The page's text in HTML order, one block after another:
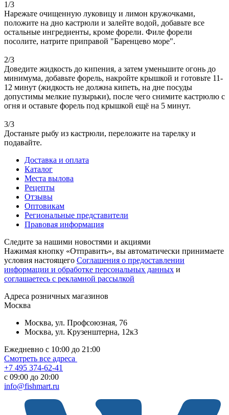
1/3
Нарежьте очищенную луковицу и лимон кружочками,
положите на дно кастрюли и залейте водой, добавьте все
остальные ингредиенты, кроме форели. Филе форели
посолите, натрите приправой "Баренцево море".
2/3
Доведите жидкость до кипения, а затем уменьшите огонь до
минимума, добавьте форель, накройте крышкой и готовьте 11-
12 минут (жидкость не должна кипеть, на дне посуды
допустимы мелкие пузырьки), после чего снимите кастрюлю с
огня и оставьте форель под крышкой ещё на 5 минут.
3/3
Достаньте рыбу из кастрюли, переложите на тарелку и
подавайте.
Доставка и оплата
Каталог
Места вылова
Рецепты
Отзывы
Оптовикам
Региональные представители
Правовая информация
Следите за нашими новостями и акциями
Нажимая кнопку «Отправить», вы автоматически принимаете
условия настоящего Cоглашения о предоставлении
информации и обработке персональных данных и
соглашаетесь с рекламной рассылкой
Aдреса розничных магазинов
Москва
Москва, ул. Профсоюзная, 76
Москва, ул. Крузенштерна, 12к3
Ежедневно с 10:00 до 21:00
Смотреть все адреса
+7 495 374-62-41
c 09:00 до 20:00
info@fishmart.ru